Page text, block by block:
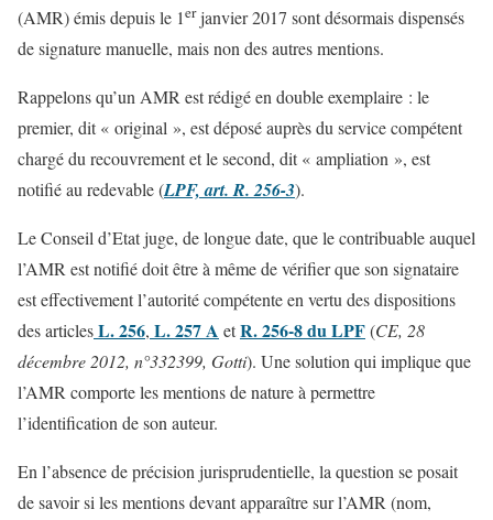
(AMR) émis depuis le 1erjanvier 2017 sont désormais dispensés
de signature manuelle, mais non des autres mentions.
Rappelons qu’un AMR est rédigé en double exemplaire : le
premier, dit « original », est déposé auprès du service compétent
chargé du recouvrement et le second, dit « ampliation », est
notifié au redevable (LPF, art. R. 256-3).
Le Conseil d’Etat juge, de longue date, que le contribuable auquel
l’AMR est notifié doit être à même de vérifier que son signataire
est effectivement l’autorité compétente en vertu des dispositions
des articlesL. 256, L. 257 A etR. 256-8 du LPF(CE, 28
décembre 2012, n°332399, Gotti). Une solution qui implique que
l’AMR comporte les mentions de nature à permettre
l’identification de son auteur.
En l’absence de précision jurisprudentielle, la question se posait
de savoir si les mentions devant apparaître sur l’AMR (nom,